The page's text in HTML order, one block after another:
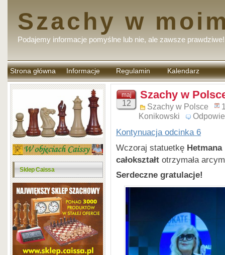
Szachy w
Podajemy informacje pomyślne lub nie, ale zawsze prawdziwe!
Strona główna Informacje Regulamin
komentarzy
Kalendarz
Sklep Caissa
maj
12
Szachy w
Szachy w Polsce
Konikowski
Kontynuacja odcinka 6
Wczoraj statuetkę Hetmana
całokształt otrzymała
Serdeczne gratulacje!